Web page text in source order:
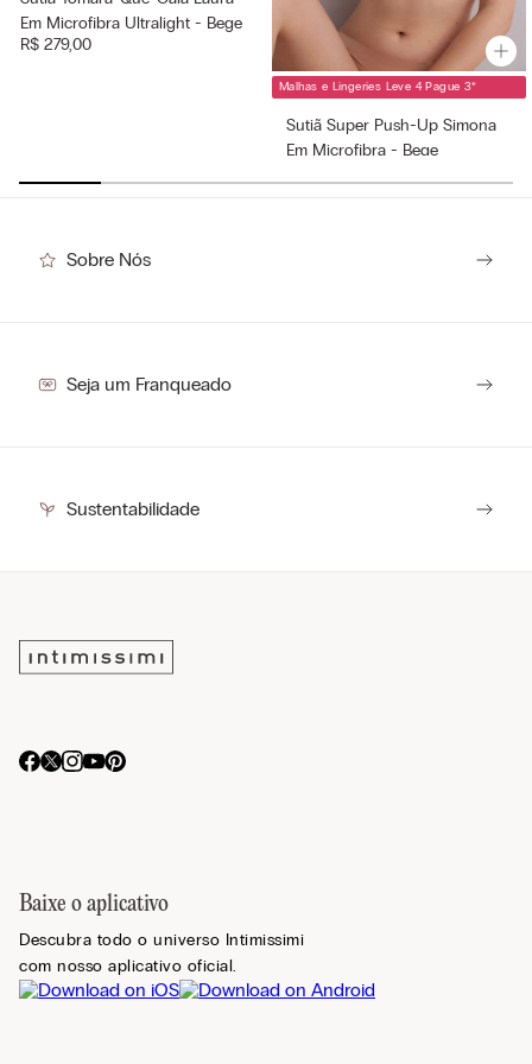
Em Microfibra Ultralight - Bege
R$ 279,00
Malhas e Lingeries Leve 4 Pague 3*
Sutiã Super Push-Up Simona
Em Microfibra - Bege
Sobre Nós
Seja um Franqueado
Sustentabilidade
Baixe o aplicativo
Descubra todo o universo Intimissimi
com nosso aplicativo oficial.